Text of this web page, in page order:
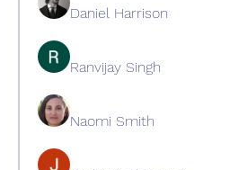
Daniel Harrison
Ranvijay Singh
Naomi Smith